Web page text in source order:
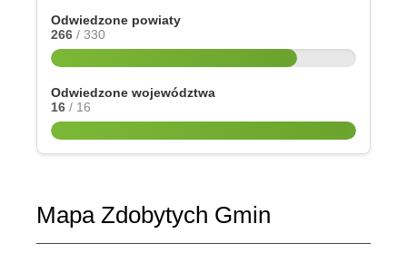
Odwiedzone powiaty
266 / 330
Odwiedzone województwa
16 / 16
Mapa Zdobytych Gmin